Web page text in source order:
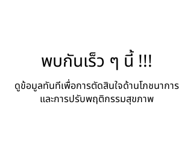
พบกันเร็ว ๆ นี้ !!!
ดูข้อมูลทันทีเพื่อการตัดสินใจด้านโภชนาการ
และการปรับพฤติกรรมสุขภาพ